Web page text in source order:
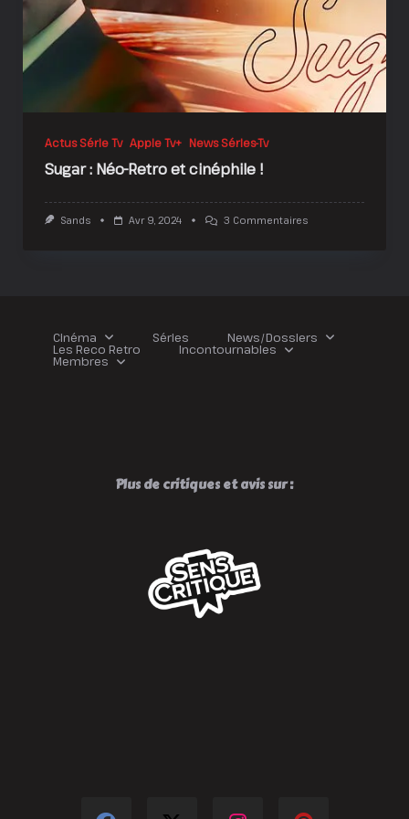
Actus Série Tv Apple Tv+ News Séries-Tv
Sugar : Néo-Retro et cinéphile !
Sands Avr 9, 2024 3 CommentairesSur
Cinéma Séries News/Dossiers
Les Reco Retro Incontournables
Membres
Plus de critiques et avis sur :